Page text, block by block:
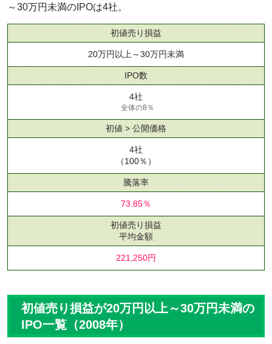
～30万円未満のIPOは4社。
初値売り損益
20万円以上～30万円未満
IPO数
4社
全体の8％
初値 > 公開価格
4社
（100％）
騰落率
73.85％
初値売り損益
平均金額
221,250円
初値売り損益が20万円以上～30万円未満の
IPO一覧（2008年）